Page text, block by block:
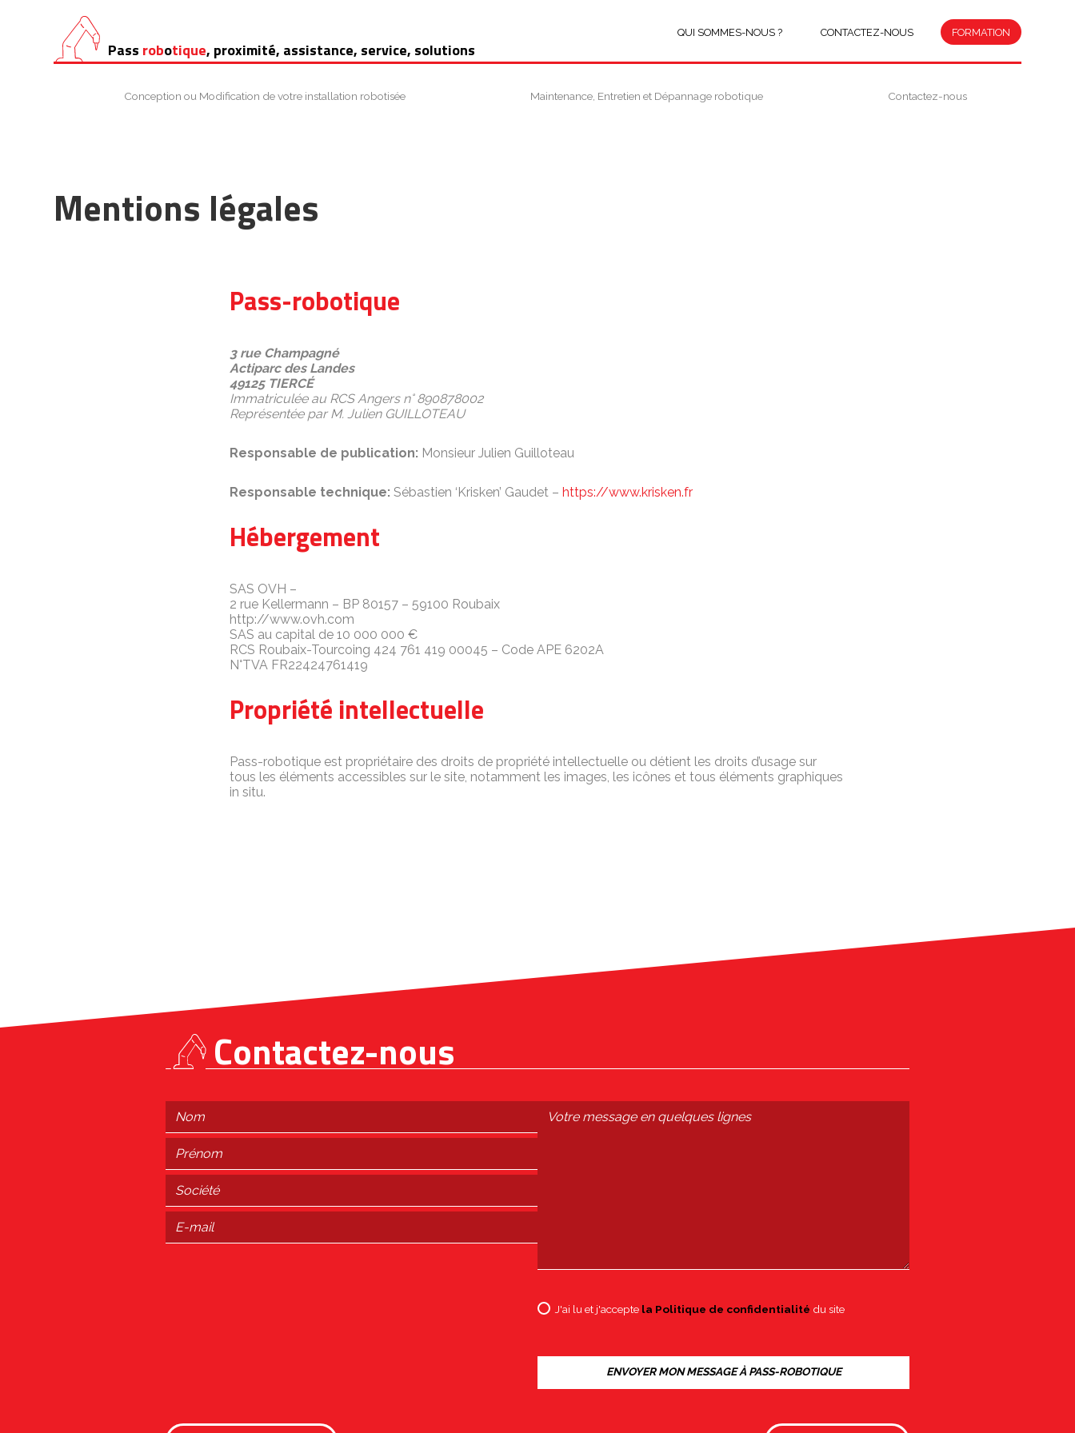
Pass robotique, proximité, assistance, service, solutions
QUI SOMMES-NOUS ? CONTACTEZ-NOUS FORMATION
Conception ou Modification de votre installation robotisée Maintenance, Entretien et Dépannage robotique Contactez-nous
Mentions légales
Pass-robotique
3 rue Champagné
Actiparc des Landes
49125 TIERCÉ
Immatriculée au RCS Angers n° 890878002
Représentée par M. Julien GUILLOTEAU
Responsable de publication: Monsieur Julien Guilloteau
Responsable technique: Sébastien ‘Krisken’ Gaudet – https://www.krisken.fr
Hébergement
SAS OVH –
2 rue Kellermann – BP 80157 – 59100 Roubaix
http://www.ovh.com
SAS au capital de 10 000 000 €
RCS Roubaix-Tourcoing 424 761 419 00045 – Code APE 6202A
N°TVA FR22424761419
Propriété intellectuelle
Pass-robotique est propriétaire des droits de propriété intellectuelle ou détient les droits d’usage sur
tous les éléments accessibles sur le site, notamment les images, les icônes et tous éléments graphiques
in situ.
Contactez-nous
J'ai lu et j'acceptela Politique de confidentialité du site